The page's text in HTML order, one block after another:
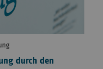
durch den